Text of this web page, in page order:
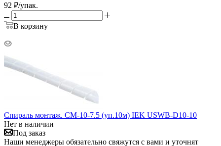
92 ₽/упак.
В корзину
Спираль монтаж. СМ-10-7.5 (уп.10м) IEK USWB-D10-10
Нет в наличии
Под заказ
Наши менеджеры обязательно свяжутся с вами и уточнят